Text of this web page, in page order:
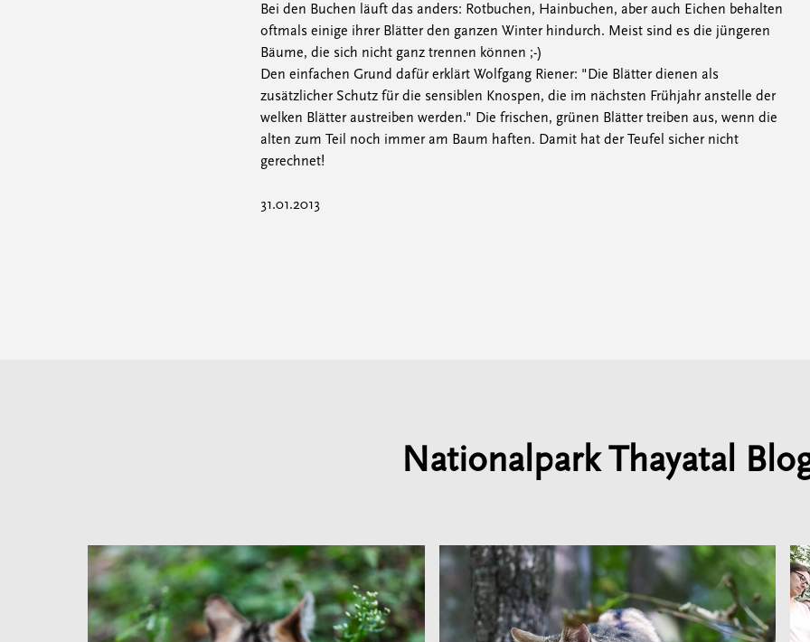
Bei den Buchen läuft das anders: Rotbuchen, Hainbuchen, aber auch Eichen behalten
oftmals einige ihrer Blätter den ganzen Winter hindurch. Meist sind es die jüngeren
Bäume, die sich nicht ganz trennen können ;-)
Den einfachen Grund dafür erklärt Wolfgang Riener: "Die Blätter dienen als
zusätzlicher Schutz für die sensiblen Knospen, die im nächsten Frühjahr anstelle der
welken Blätter austreiben werden." Die frischen, grünen Blätter treiben aus, wenn die
alten zum Teil noch immer am Baum haften. Damit hat der Teufel sicher nicht
gerechnet!
31.01.2013
Nationalpark Thayatal